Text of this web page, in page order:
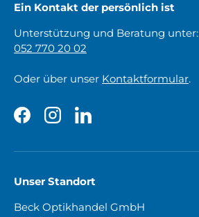
Ein Kontakt der persönlich ist
Unterstützung und Beratung unter:
052 770 20 02
Oder über unser Kontaktformular.
FacebookInstagramLinkedIn
Unser Standort
Beck Optikhandel GmbH